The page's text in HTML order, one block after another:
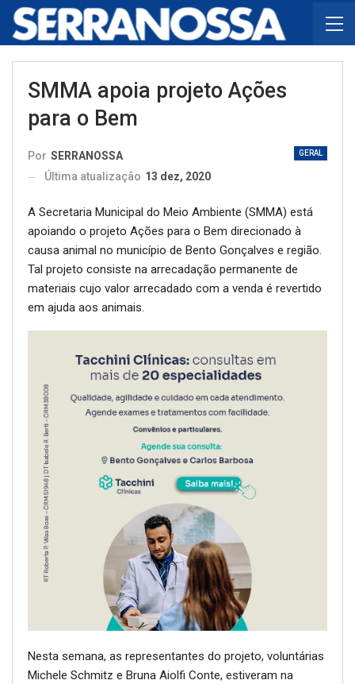
SMMA apoia projeto Ações
para o Bem
GERAL
Por SERRANOSSA
Última atualização 13 dez, 2020
A Secretaria Municipal do Meio Ambiente (SMMA) está
apoiando o projeto Ações para o Bem direcionado à
causa animal no município de Bento Gonçalves e região.
Tal projeto consiste na arrecadação permanente de
materiais cujo valor arrecadado com a venda é revertido
em ajuda aos animais.
Nesta semana, as representantes do projeto, voluntárias
Michele Schmitz e Bruna Aiolfi Conte, estiveram na